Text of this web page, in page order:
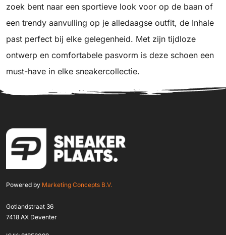
zoek bent naar een sportieve look voor op de baan of
een trendy aanvulling op je alledaagse outfit, de Inhale
past perfect bij elke gelegenheid. Met zijn tijdloze
ontwerp en comfortabele pasvorm is deze schoen een
must-have in elke sneakercollectie.
Powered by Marketing Concepts B.V.
Gotlandstraat 36
7418 AX Deventer